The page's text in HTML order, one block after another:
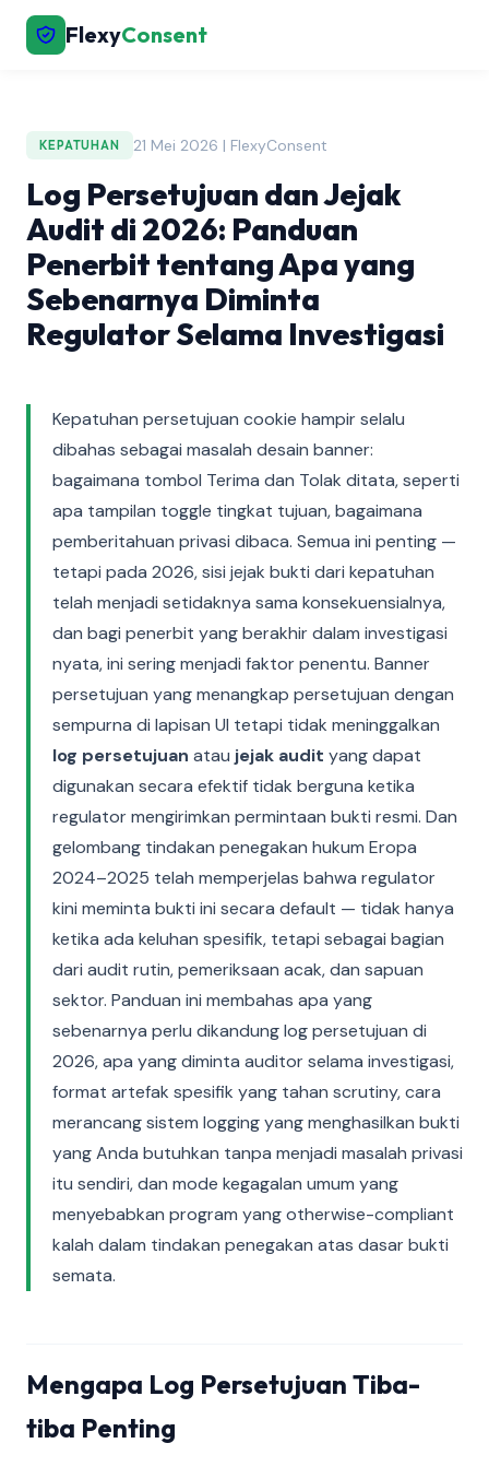
FlexyConsent
KEPATUHAN 21 Mei 2026 | FlexyConsent
Log Persetujuan dan Jejak
Audit di 2026: Panduan
Penerbit tentang Apa yang
Sebenarnya Diminta
Regulator Selama Investigasi
Kepatuhan persetujuan cookie hampir selalu
dibahas sebagai masalah desain banner:
bagaimana tombol Terima dan Tolak ditata, seperti
apa tampilan toggle tingkat tujuan, bagaimana
pemberitahuan privasi dibaca. Semua ini penting —
tetapi pada 2026, sisi jejak bukti dari kepatuhan
telah menjadi setidaknya sama konsekuensialnya,
dan bagi penerbit yang berakhir dalam investigasi
nyata, ini sering menjadi faktor penentu. Banner
persetujuan yang menangkap persetujuan dengan
sempurna di lapisan UI tetapi tidak meninggalkan
log persetujuan atau jejak audit yang dapat
digunakan secara efektif tidak berguna ketika
regulator mengirimkan permintaan bukti resmi. Dan
gelombang tindakan penegakan hukum Eropa
2024–2025 telah memperjelas bahwa regulator
kini meminta bukti ini secara default — tidak hanya
ketika ada keluhan spesifik, tetapi sebagai bagian
dari audit rutin, pemeriksaan acak, dan sapuan
sektor. Panduan ini membahas apa yang
sebenarnya perlu dikandung log persetujuan di
2026, apa yang diminta auditor selama investigasi,
format artefak spesifik yang tahan scrutiny, cara
merancang sistem logging yang menghasilkan bukti
yang Anda butuhkan tanpa menjadi masalah privasi
itu sendiri, dan mode kegagalan umum yang
menyebabkan program yang otherwise-compliant
kalah dalam tindakan penegakan atas dasar bukti
semata.
Mengapa Log Persetujuan Tiba-
tiba Penting